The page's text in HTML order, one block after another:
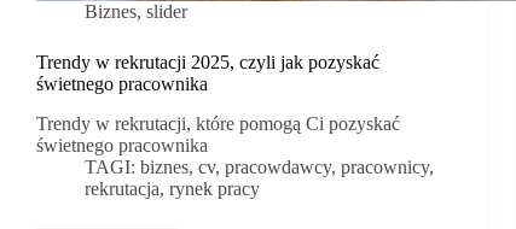
Biznes, slider
Trendy w rekrutacji 2025, czyli jak pozyskać
świetnego pracownika
Trendy w rekrutacji, które pomogą Ci pozyskać
świetnego pracownika
TAGI: biznes,cv,pracowdawcy,pracownicy,
rekrutacja, rynek pracy